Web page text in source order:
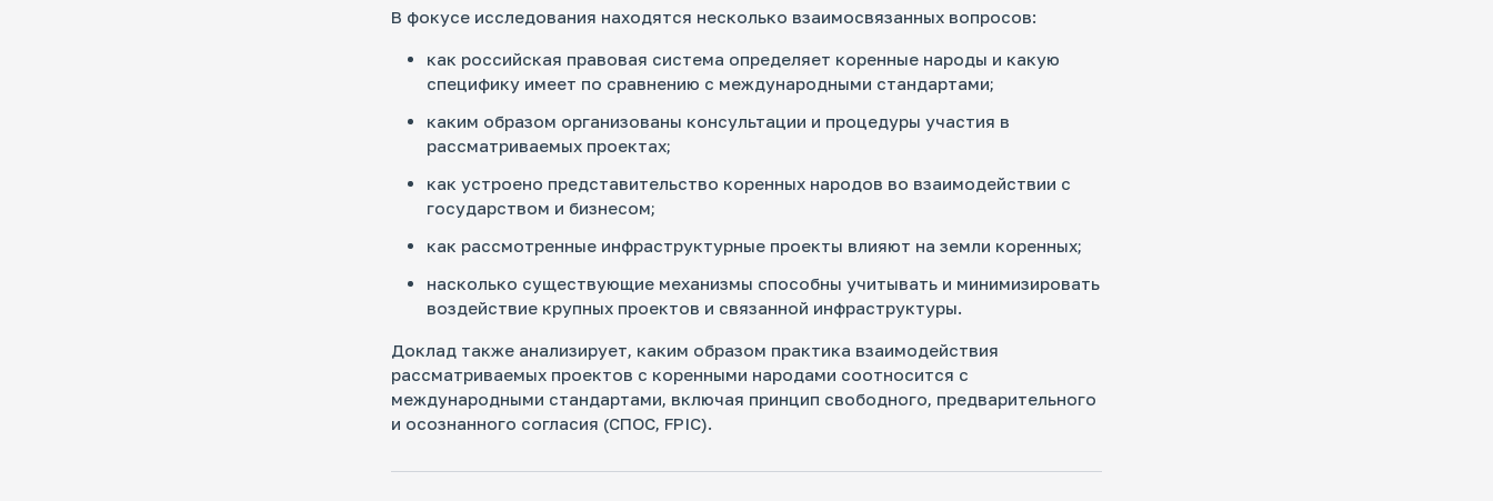
В фокусе исследования находятся несколько взаимосвязанных вопросов:
как российская правовая система определяет коренные народы и какую
специфику имеет по сравнению с международными стандартами;
каким образом организованы консультации и процедуры участия в
рассматриваемых проектах;
как устроено представительство коренных народов во взаимодействии с
государством и бизнесом;
как рассмотренные инфраструктурные проекты влияют на земли коренных;
насколько существующие механизмы способны учитывать и минимизировать
воздействие крупных проектов и связанной инфраструктуры.
Доклад также анализирует, каким образом практика взаимодействия
рассматриваемых проектов с коренными народами соотносится с
международными стандартами, включая принцип свободного, предварительного
и осознанного согласия (СПОС, FPIC).